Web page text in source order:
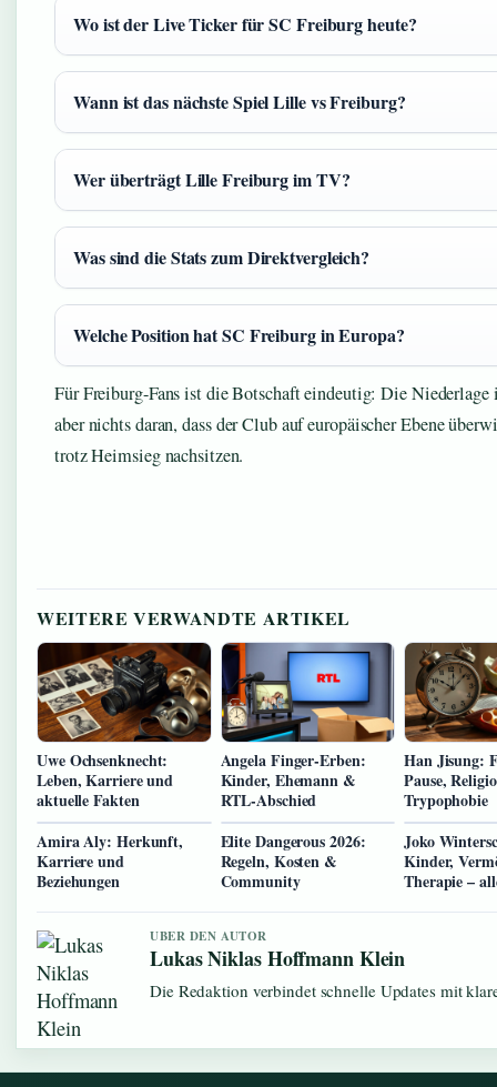
Wo ist der Live Ticker für SC Freiburg heute?
Wann ist das nächste Spiel Lille vs Freiburg?
Wer überträgt Lille Freiburg im TV?
Was sind die Stats zum Direktvergleich?
Welche Position hat SC Freiburg in Europa?
Für Freiburg-Fans ist die Botschaft eindeutig: Die
aber nichts daran, dass der Club auf europäischer Ebene
trotz Heimsieg nachsitzen.
WEITERE VERWANDTE ARTIKEL
Uwe Ochsenknecht:
Leben, Karriere und
aktuelle Fakten
Angela Finger-Erben:
Kinder, Ehemann &
RTL-Abschied
Han Jisung:
Pause,
Trypophobie
Amira Aly: Herkunft,
Karriere und
Beziehungen
Elite Dangerous 2026:
Regeln, Kosten &
Community
Joko
Kinder,
Therapie –
UBER DEN AUTOR
Lukas Niklas Hoffmann Klein
Die Redaktion verbindet schnelle Updates mit